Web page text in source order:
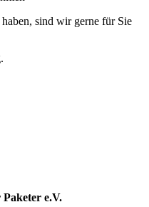
sind wir gerne für Sie
e.V.